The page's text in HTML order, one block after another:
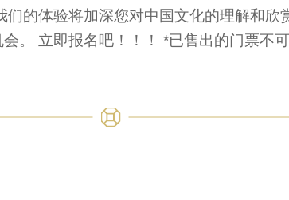
们的体验将加深您对中国文化的理解和欣
。 立即报名吧！！！ *已售出的门票不